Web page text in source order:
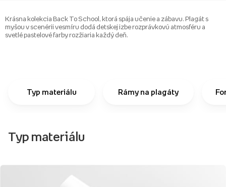
Krásna kolekcia Back To School, ktorá spája učenie a zábavu. Plagát s
myšou v scenérii vesmíru dodá detskej izbe rozprávkovú atmosféru a
svetlé pastelové farby rozžiaria každý deň.
Typ materiálu Rámy na plagáty
Typ materiálu